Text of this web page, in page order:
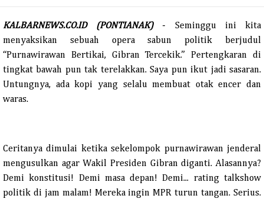
KALBARNEWS.CO.ID (PONTIANAK)- Seminggu ini kita
menyaksikan sebuah opera sabun politik berjudul
“Purnawirawan Bertikai, Gibran Tercekik.” Pertengkaran di
tingkat bawah pun tak terelakkan. Saya pun ikut jadi sasaran.
Untungnya, ada kopi yang selalu membuat otak encer dan
waras.
Ceritanya dimulai ketika sekelompok purnawirawan jenderal
mengusulkan agar Wakil Presiden Gibran diganti. Alasannya?
Demi konstitusi! Demi masa depan! Demi... rating talkshow
politik di jam malam! Mereka ingin MPR turun tangan. Serius.